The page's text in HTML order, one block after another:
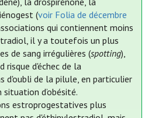
(voir Folia de décembre
qui contiennent moins
il y a toutefois un plus
de sang irrégulières (spotting),
risque d'échec de la
d'oubli de la pilule, en particulier
d’obésité.
estroprogestatives plus